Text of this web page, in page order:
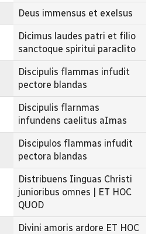
Deus immensus et exelsus
Dicimus laudes patri et filio
sanctoque spiritui paraclito
Discipulis flammas infudit
pectore blandas
Discipulis flarnmas
infundens caelitus aImas
Discipulos flammas infudit
pectora blandas
Distribuens Iinguas Christi
junioribus omnes | ET HOC
QUOD
Divini amoris ardore ET HOC